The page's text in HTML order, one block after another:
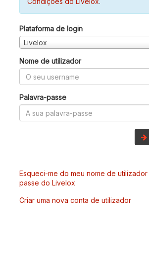
Plataforma de login
Livelox
Nome de utilizador
Palavra-passe
Esqueci-me do meu nome de
passe do Livelox
Criar uma nova conta de utilizador